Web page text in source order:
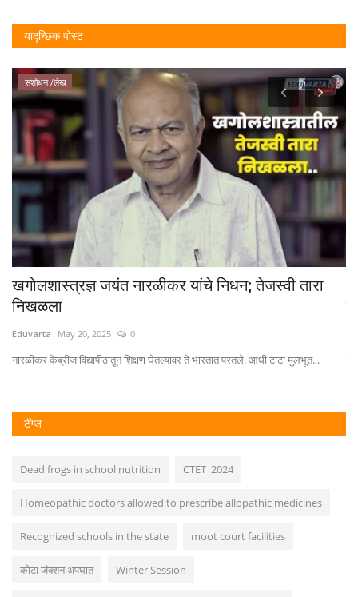
यादृच्छिक पोस्ट
संशोधन /लेख
खगोलशास्त्रज्ञ जयंत नारळीकर यांचे निधन; तेजस्वी तारा
निखळला
Eduvarta May 20, 2025 0
नारळीकर केंब्रीज विद्यापीठातून शिक्षण घेतल्यावर ते भारतात परतले. आधी टाटा मुलभूत...
टॅग्ज
Dead frogs in school nutrition CTET 2024
Homeopathic doctors allowed to prescribe allopathic medicines
Recognized schools in the state moot court facilities
कोटा जंक्शन अपघात Winter Session